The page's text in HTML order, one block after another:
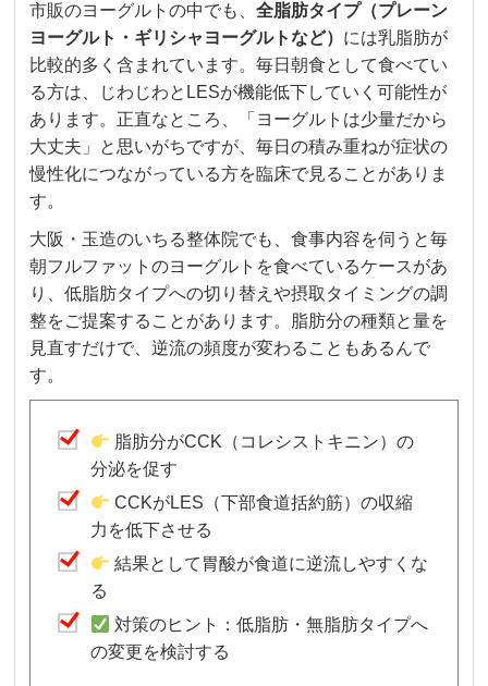
市販のヨーグルトの中でも、全脂肪タイプ（プレーン
ヨーグルト・ギリシャヨーグルトなど） には乳脂肪が
比較的多く含まれています。毎日朝食として食べてい
る方は、じわじわとLESが機能低下していく可能性が
あります。正直なところ、「ヨーグルトは少量だから
大丈夫」と思いがちですが、毎日の積み重ねが症状の
慢性化につながっている方を臨床で見ることがありま
す。
大阪・玉造のいちる整体院でも、食事内容を伺うと毎
朝フルファットのヨーグルトを食べているケースがあ
り、低脂肪タイプへの切り替えや摂取タイミングの調
整をご提案することがあります。脂肪分の種類と量を
見直すだけで、逆流の頻度が変わることもあるんで
す。
脂肪分がCCK（コレシストキニン）の
分泌を促す
CCKがLES（下部食道括約筋）の収縮
力を低下させる
結果として胃酸が食道に逆流しやすくな
る
対策のヒント：低脂肪・無脂肪タイプへ
の変更を検討する